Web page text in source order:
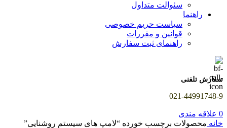
سئوالت متداول
راهنما
سیاست حریم خصوصی
قوانین و مقررات
راهنمای ثبت سفارش
سفارش تلفنی
021-44991748-9
0 علاقه مندی
خانه محصولات برچسب خورده “لامپ های سیستم روشنایی”